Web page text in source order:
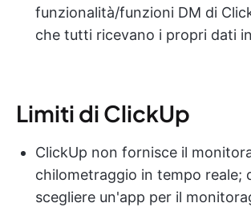
funzionalità/funzioni DM di
che tutti ricevano i propri dati
Limiti di ClickUp
ClickUp non fornisce il
chilometraggio in tempo reale;
scegliere un'app per il